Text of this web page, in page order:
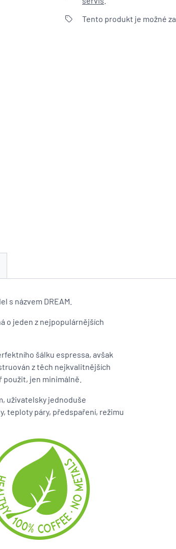
Tento produkt je možné
s názvem DREAM.
o jeden z nejpopulárnějších
šálku espressa, avšak
z těch nejkvalitnějších
použit, jen minimálně.
uživatelsky jednoduše
teploty páry, předspaření, režimu